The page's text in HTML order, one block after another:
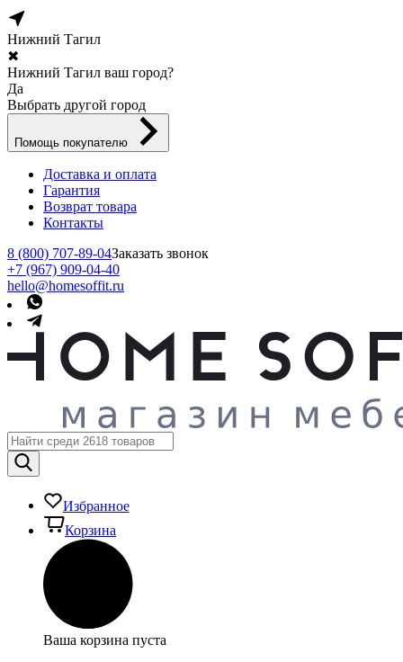
Нижний Тагил
✖
Нижний Тагил ваш город?
Да
Выбрать другой город
Помощь покупателю
Доставка и оплата
Гарантия
Возврат товара
Контакты
8 (800) 707-89-04Заказать звонок
+7 (967) 909-04-40
hello@homesoffit.ru
Избранное
Корзина
Ваша корзина пуста